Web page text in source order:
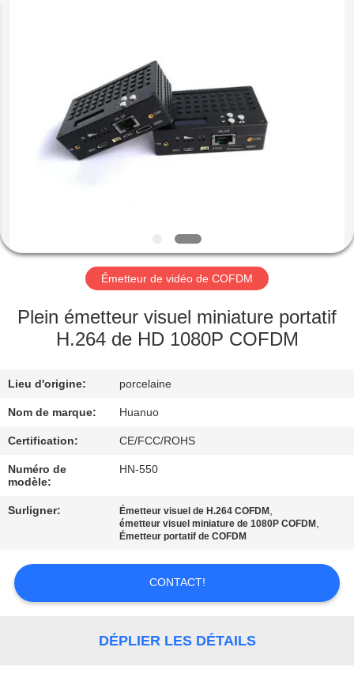
MAISON
À
PROPOS
NOUS
DE
L'USINE
CONTRÔLE
QUALITÉ
CONTACTEZ-
NOUS
UN DEVIS
Émetteur de vidéo de COFDM
Plein émetteur visuel miniature portatif
H.264 de HD 1080P COFDM
Lieu d'origine: porcelaine
Nom de marque: Huanuo
Certification: CE/FCC/ROHS
Numéro de
modèle:
HN-550
Surligner: Émetteur visuel de H.264 COFDM ,
émetteur visuel miniature de 1080P COFDM ,
Émetteur portatif de COFDM
CONTACT!
DÉPLIER LES DÉTAILS